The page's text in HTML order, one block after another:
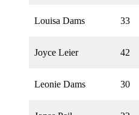
Louisa Dams 33
Joyce Leier 42
Leonie Dams 30